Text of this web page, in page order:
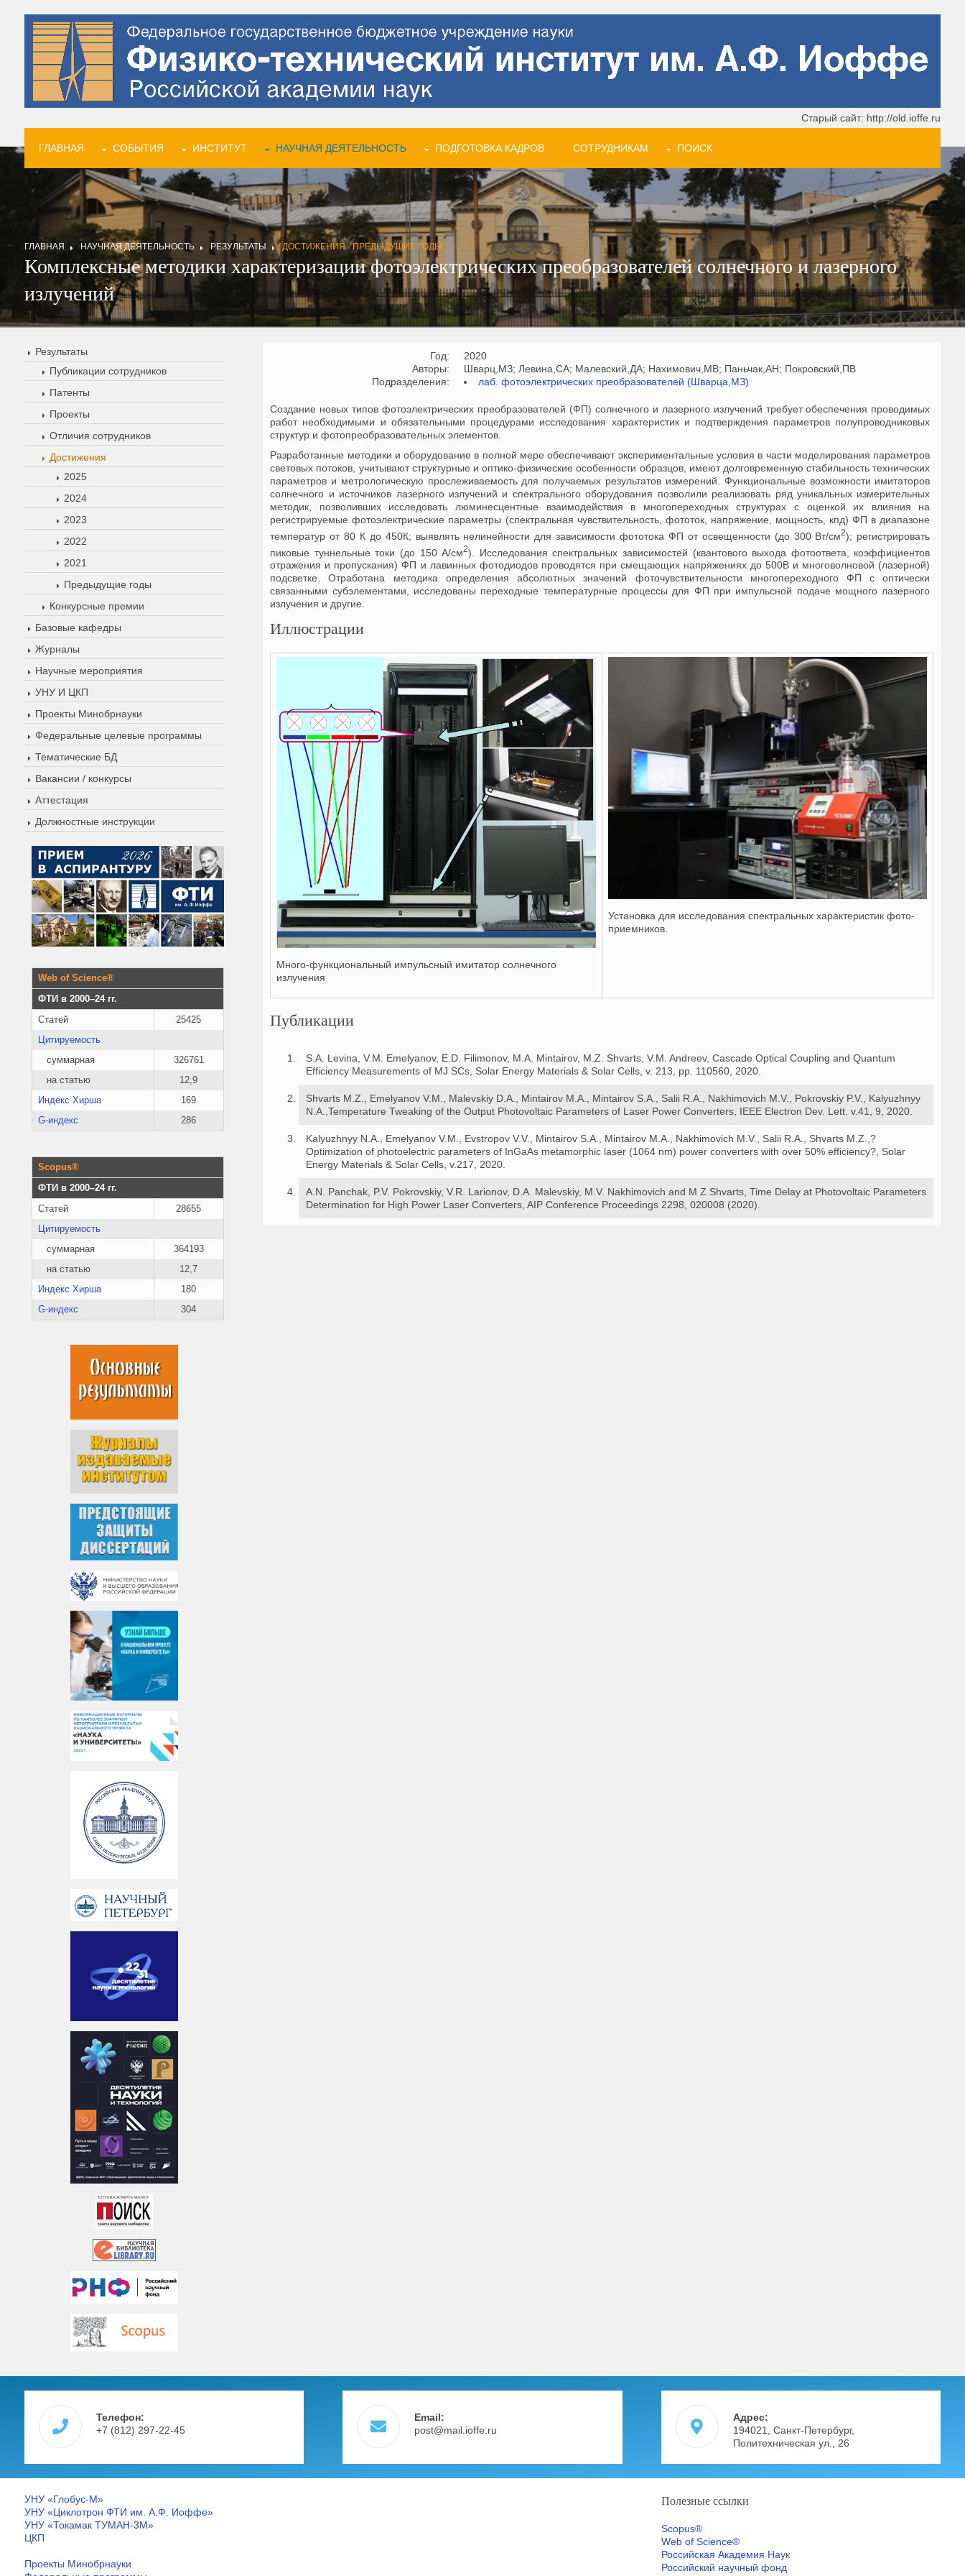
Старый сайт: http://old.ioffe.ru
ГЛАВНАЯ СОБЫТИЯ ИНСТИТУТ НАУЧНАЯ ДЕЯТЕЛЬНОСТЬ ПОДГОТОВКА КАДРОВ СОТРУДНИКАМ ПОИСК
ГЛАВНАЯ НАУЧНАЯ ДЕЯТЕЛЬНОСТЬ РЕЗУЛЬТАТЫ ДОСТИЖЕНИЯ - ПРЕДЫДУЩИЕ ГОДЫ
Комплексные методики характеризации фотоэлектрических преобразователей солнечного и лазерного
излучений
Результаты
Публикации сотрудников
Патенты
Проекты
Отличия сотрудников
Достижения
2025
2024
2023
2022
2021
Предыдущие годы
Конкурсные премии
Базовые кафедры
Журналы
Научные мероприятия
УНУ И ЦКП
Проекты Минобрнауки
Федеральные целевые программы
Тематические БД
Вакансии / конкурсы
Аттестация
Должностные инструкции
Web of Science®
ФТИ в 2000–24 гг.
Статей
25425
Цитируемость
суммарная
326761
на статью
12,9
Индекс Хирша
169
G-индекс
286
Scopus®
ФТИ в 2000–24 гг.
Статей
28655
Цитируемость
суммарная
364193
на статью
12,7
Индекс Хирша
180
G-индекс
304
Год:
2020
Авторы:
Шварц,МЗ; Левина,СА; Малевский,ДА; Нахимович,МВ; Паньчак,АН; Покровский,ПВ
Подразделения:
лаб. фотоэлектрических преобразователей (Шварца,МЗ)
Создание новых типов фотоэлектрических преобразователей (ФП) солнечного и лазерного излучений требует обеспечения проводимых
работ необходимыми и обязательными процедурами исследования характеристик и подтверждения параметров полупроводниковых
структур и фотопреобразовательных элементов.
Разработанные методики и оборудование в полной мере обеспечивают экспериментальные условия в части моделирования параметров
световых потоков, учитывают структурные и оптико-физические особенности образцов, имеют долговременную стабильность технических
параметров и метрологическую прослеживаемость для получаемых результатов измерений. Функциональные возможности имитаторов
солнечного и источников лазерного излучений и спектрального оборудования позволили реализовать ряд уникальных измерительных
методик, позволивших исследовать люминесцентные взаимодействия в многопереходных структурах с оценкой их влияния на
регистрируемые фотоэлектрические параметры (спектральная чувствительность, фототок, напряжение, мощность, кпд) ФП в диапазоне
температур от 80 К до 450К; выявлять нелинейности для зависимости фототока ФП от освещенности (до 300 Вт/см2); регистрировать
пиковые туннельные токи (до 150 А/см2). Исследования спектральных зависимостей (квантового выхода фотоответа, коэффициентов
отражения и пропускания) ФП и лавинных фотодиодов проводятся при смещающих напряжениях до 500В и многоволновой (лазерной)
подсветке. Отработана методика определения абсолютных значений фоточувствительности многопереходного ФП с оптически
связанными субэлементами, исследованы переходные температурные процессы для ФП при импульсной подаче мощного лазерного
излучения и другие.
Иллюстрации
Много-функциональный импульсный имитатор солнечного
излучения
Установка для исследования спектральных характеристик фото-
приемников.
Публикации
S.A. Levina, V.M. Emelyanov, E.D. Filimonov, M.A. Mintairov, M.Z. Shvarts, V.M. Andreev, Cascade Optical Coupling and Quantum
Efficiency Measurements of MJ SCs, Solar Energy Materials & Solar Cells, v. 213, рр. 110560, 2020.
Shvarts M.Z., Emelyanov V.M., Malevskiy D.A., Mintairov M.A., Mintairov S.A., Salii R.A., Nakhimovich M.V., Pokrovskiy P.V., Kalyuzhnyy
N.A.,Temperature Tweaking of the Output Photovoltaic Parameters of Laser Power Converters, IEEE Electron Dev. Lett. v.41, 9, 2020.
Kalyuzhnyy N.A., Emelyanov V.M., Evstropov V.V., Mintairov S.A., Mintairov M.A., Nakhimovich M.V., Salii R.A., Shvarts M.Z.,?
Optimization of photoelectric parameters of InGaAs metamorphic laser (1064 nm) power converters with over 50% efficiency?, Solar
Energy Materials & Solar Cells, v.217, 2020.
A.N. Panchak, P.V. Pokrovskiy, V.R. Larionov, D.A. Malevskiy, M.V. Nakhimovich and M Z Shvarts, Time Delay at Photovoltaic Parameters
Determination for High Power Laser Converters, AIP Conference Proceedings 2298, 020008 (2020).
Телефон:
+7 (812) 297-22-45
Email:
post@mail.ioffe.ru
Адрес:
194021, Санкт-Петербург,
Политехническая ул., 26
УНУ «Глобус-М»
УНУ «Циклотрон ФТИ им. А.Ф. Иоффе»
УНУ «Токамак ТУМАН-3М»
ЦКП
Проекты Минобрнауки
Полезные ссылки
Scopus®
Web of Science®
Российская Академия Наук
Российский научный фонд